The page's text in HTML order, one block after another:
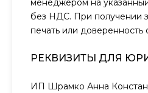
менеджером на
без НДС. При получении
печать или доверенность
РЕКВИЗИТЫ ДЛЯ
ИП Шрамко Анна